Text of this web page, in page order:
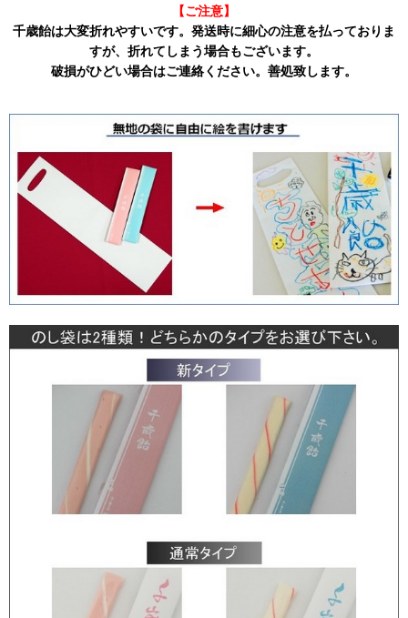
【ご注意】
千歳飴は大変折れやすいです。発送時に細心の注意を払っておりま
すが、折れてしまう場合もございます。
破損がひどい場合はご連絡ください。善処致します。